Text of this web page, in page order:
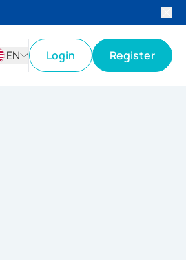
EN
Login Register